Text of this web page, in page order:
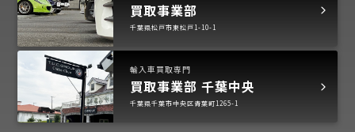
買取事業部
千葉県松戸市東松戸1-10-1
輸入車買取専門
買取事業部 千葉中央
千葉県千葉市中央区青葉町1265-1